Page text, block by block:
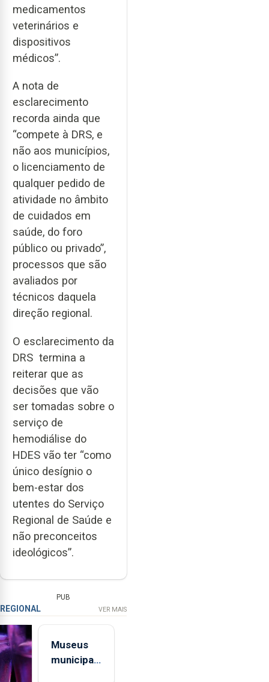
medicamentos
veterinários e
dispositivos
médicos”.
A nota de
esclarecimento
recorda ainda que
“compete à DRS, e
não aos municípios,
o licenciamento de
qualquer pedido de
atividade no âmbito
de cuidados em
saúde, do foro
público ou privado”,
processos que são
avaliados por
técnicos daquela
direção regional.
O esclarecimento da
DRS termina a
reiterar que as
decisões que vão
ser tomadas sobre o
serviço de
hemodiálise do
HDES vão ter “como
único desígnio o
bem-estar dos
utentes do Serviço
Regional de Saúde e
não preconceitos
ideológicos”.
PUB
REGIONAL VER MAIS
Museus
municipais